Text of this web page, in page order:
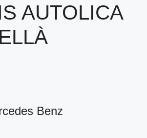
AUTOLICA
Benz